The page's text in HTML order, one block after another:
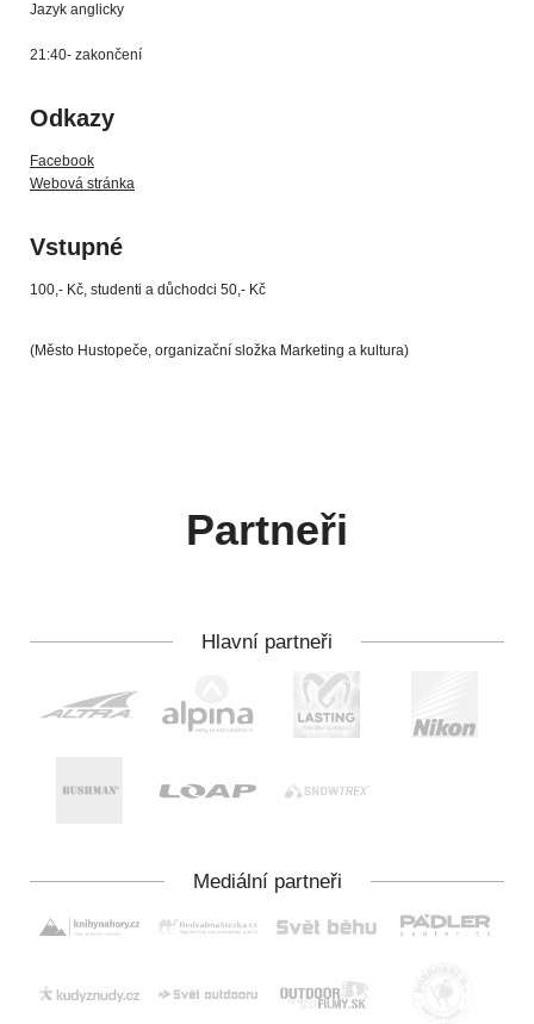
Jazyk anglicky
21:40- zakončení
Odkazy
Facebook
Webová stránka
Vstupné
100,- Kč, studenti a důchodci 50,- Kč
(Město Hustopeče, organizační složka Marketing a kultura)
Partneři